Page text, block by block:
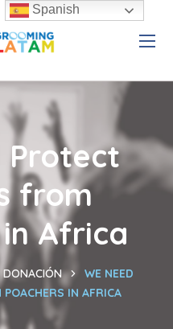
Protect
from
Africa
DONACIÓN
WE NEED
IN AFRICA
Spanish